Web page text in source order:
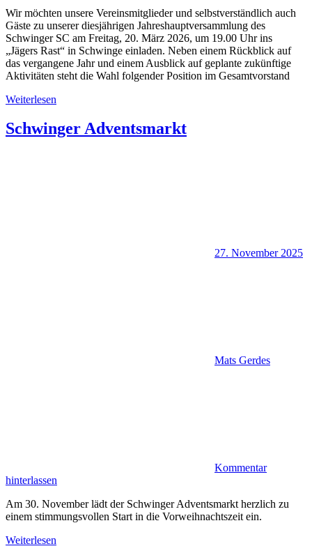
Wir möchten unsere Vereinsmitglieder und selbstverständlich auch
Gäste zu unserer diesjährigen Jahreshauptversammlung des
Schwinger SC am Freitag, 20. März 2026, um 19.00 Uhr ins
„Jägers Rast“ in Schwinge einladen. Neben einem Rückblick auf
das vergangene Jahr und einem Ausblick auf geplante zukünftige
Aktivitäten steht die Wahl folgender Position im Gesamtvorstand
Weiterlesen
Schwinger Adventsmarkt
27. November 2025
Mats Gerdes
Kommentar
hinterlassen
Am 30. November lädt der Schwinger Adventsmarkt herzlich zu
einem stimmungsvollen Start in die Vorweihnachtszeit ein.
Weiterlesen